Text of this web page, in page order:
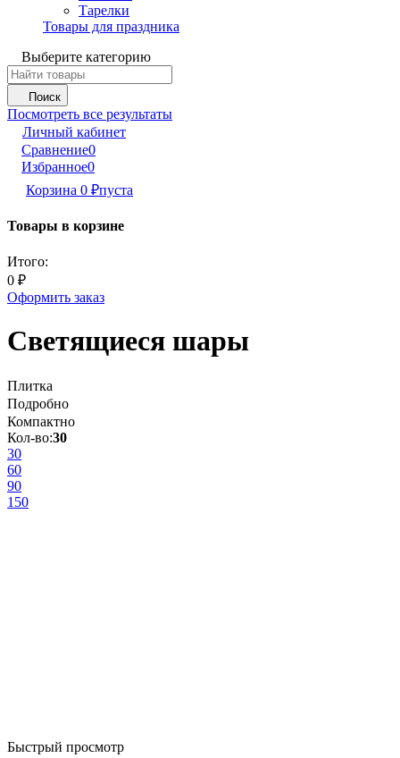
Тарелки
Товары для праздника
Выберите категорию
Поиск
Посмотреть все результаты
Личный кабинет
Сравнение0
Избранное0
Корзина 0 ₽пуста
Товары в корзине
Итого:
0 ₽
Оформить заказ
Светящиеся шары
Плитка
Подробно
Компактно
Кол-во:30
30
60
90
150
Быстрый просмотр